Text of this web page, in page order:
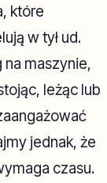
które
w tył ud.
na maszynie,
leżąc lub
jednak, że
czasu.